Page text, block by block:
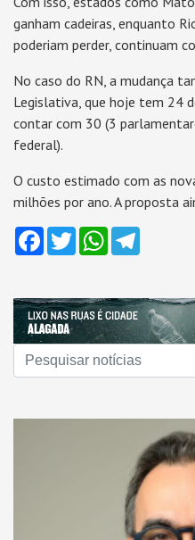
ganham cadeiras, enquanto
poderiam perder, continuam
No caso do RN, a mudança
Legislativa, que hoje tem 24
contar com 30 (3
federal).
O custo estimado com as
milhões por ano. A proposta
Facebook
TwitterWhatsApp
Buscar